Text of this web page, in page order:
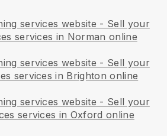
services website - Sell your
services in Norman online
services website - Sell your
services in Brighton online
services website - Sell your
services in Oxford online